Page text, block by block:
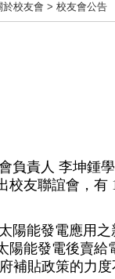
於校友會 > 校友會公告
負責人 李坤鍾
校友聯誼會，有
陽能發電應用之
陽能發電後賣給
補貼政策的力